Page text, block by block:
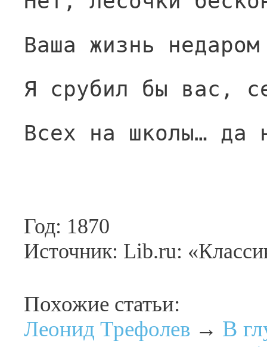
Ваша жизнь
Я срубил бы вас,
Всех на школы… да
Год: 1870
Источник: Lib.ru:
Похожие статьи:
Леонид Трефолев → В